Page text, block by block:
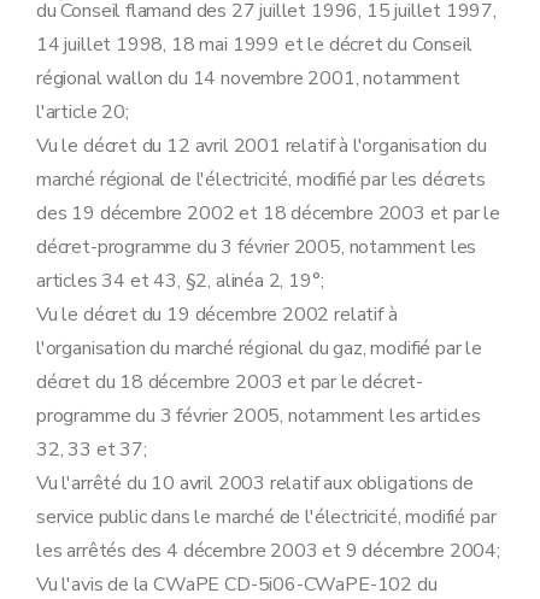
Art. 25
Chapitre IV
Obligations de service public à caractère social
Section première Fourniture aux clients protégés
Art. 26
Art. 27
Art. 28
Section 2 Procédure applicable au client résidentiel en cas de non-paiement
Art. 29
Art. 30
Section 3 Défaut de paiement d'un client résidentiel et placement du compteur à budget
Art. 31
Art. 32
Art. 33
Art. 34
Art. 35
Art. 36
Art. 37
Fourniture minimale garantie aux clients protégés
Sous-section première Fourniture minimale garantie et défaut récurrent de paiement
Art. 38
Art. 39
Sous-section 2 Procédure conduisant à la coupure d'électricité suite à un défaut récurrent de paiement
Art. 40
Sous-section 3
Recouvrement de la dette relative à la fourniture minimale garantie
Art. 41
Chapitre V Contrôle de la « CWaPE »
du Conseil flamand des 27 juillet 1996, 15 juillet 1997,
14 juillet 1998, 18 mai 1999 et le décret du Conseil
régional wallon du 14 novembre 2001, notamment
l'article 20;
Vu le décret du 12 avril 2001 relatif à l'organisation du
marché régional de l'électricité, modifié par les décrets
des 19 décembre 2002 et 18 décembre 2003 et par le
décret-programme du 3 février 2005, notamment les
articles 34 et 43, §2, alinéa 2, 19°;
Vu le décret du 19 décembre 2002 relatif à
l'organisation du marché régional du gaz, modifié par le
décret du 18 décembre 2003 et par le décret-
programme du 3 février 2005, notamment les articles
32, 33 et 37;
Vu l'arrêté du 10 avril 2003 relatif aux obligations de
service public dans le marché de l'électricité, modifié par
les arrêtés des 4 décembre 2003 et 9 décembre 2004;
Vu l'avis de la CWaPE CD-5i06-CWaPE-102 du